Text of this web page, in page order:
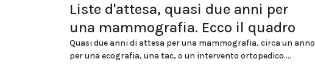
Liste d'attesa, quasi due anni per
una mammografia. Ecco il quadro
Quasi due anni di attesa per una mammografia, circa un anno
per una ecografia, una tac, o un intervento ortopedico....